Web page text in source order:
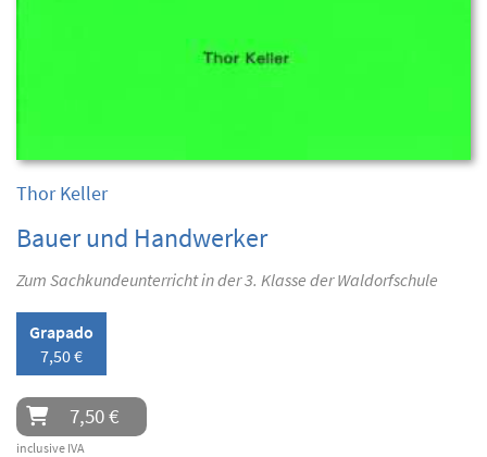
Thor Keller
Bauer und Handwerker
Zum Sachkundeunterricht in der 3. Klasse der Waldorfschule
Grapado
7,50 €
7,50 €
inclusive IVA